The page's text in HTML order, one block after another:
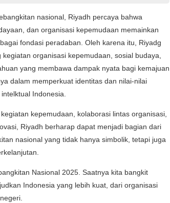
nasional, Riyadh percaya bahwa
dan organisasi kepemudaan memainkan
fondasi peradaban. Oleh karena itu, Riyadg
organisasi kepemudaan, sosial budaya,
yang membawa dampak nyata bagi kemajuan
dalam memperkuat identitas dan nilai-nilai
Indonesia.
kepemudaan, kolaborasi lintas organisasi,
Riyadh berharap dapat menjadi bagian dari
nasional yang tidak hanya simbolik, tetapi juga
Nasional 2025. Saatnya kita bangkit
Indonesia yang lebih kuat, dari organisasi